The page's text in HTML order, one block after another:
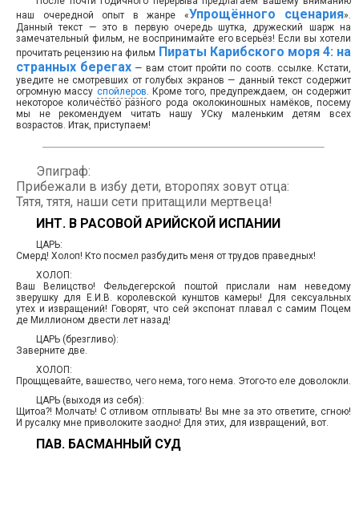
наш очередной опыт в жанре «Упрощённого сценария».
Данный текст — это в первую очередь шутка, дружеский шарж на
замечательный фильм, не воспринимайте его всерьёз! Если вы хотели
прочитать рецензию на фильм Пираты Карибского моря 4: на
странных берегах — вам стоит пройти по соотв. ссылке. Кстати,
уведите не смотревших от голубых экранов — данный текст содержит
огромную массу спойлеров. Кроме того, предупреждаем, он содержит
некоторое количество разного рода околокиношных намёков, посему
мы не рекомендуем читать нашу УСку маленьким детям всех
возрастов. Итак, приступаем!
Эпиграф:
Прибежали в избу дети, второпях зовут отца:
Тятя, тятя, наши сети притащили мертвеца!
ИНТ. В РАСОВОЙ АРИЙСКОЙ ИСПАНИИ
ЦАРЬ:
Смерд! Холоп! Кто посмел разбудить меня от трудов праведных!
ХОЛОП:
Ваш Велицство! Фельдегерской поштой прислали нам неведому
зверушку для Е.И.В. королевской кунштов камеры! Для сексуальных
утех и извращений! Говорят, что сей экспонат плавал с самим Поцем
де Миллионом двести лет назад!
ЦАРЬ (брезгливо):
Заверните две.
ХОЛОП:
Прощщевайте, вашество, чего нема, того нема. Этого-то еле доволокли.
ЦАРЬ (выходя из себя):
Щитоа?! Молчать! С отливом отплывать! Вы мне за это ответите, сгною!
И русалку мне приволоките заодно! Для этих, для извращений, вот.
ПАВ. БАСМАННЫЙ СУД